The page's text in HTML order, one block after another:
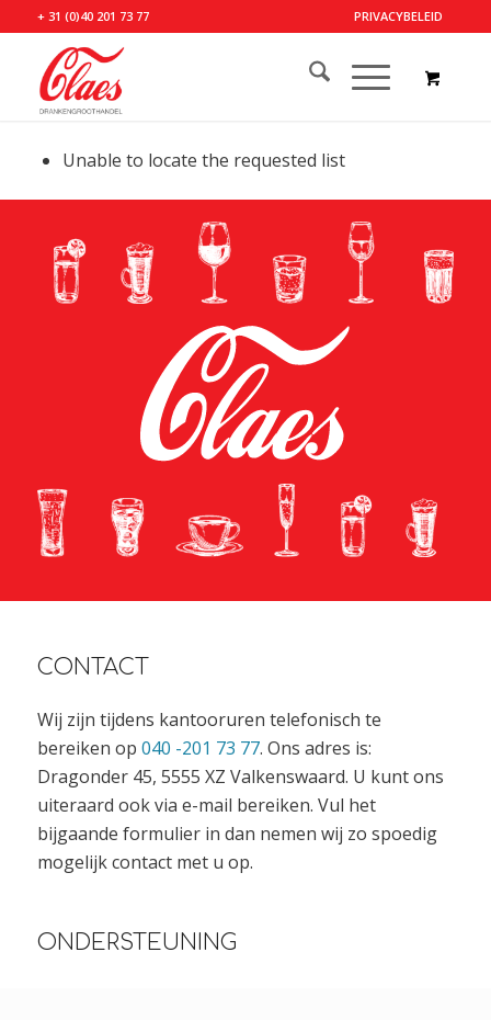
PRIVACYBELEID
+ 31 (0)40 201 73 77
Unable to locate the requested list
CONTACT
Wij zijn tijdens kantooruren telefonisch te
bereiken op 040 -201 73 77. Ons adres is:
Dragonder 45, 5555 XZ Valkenswaard. U kunt ons
uiteraard ook via e-mail bereiken. Vul het
bijgaande formulier in dan nemen wij zo spoedig
mogelijk contact met u op.
ONDERSTEUNING